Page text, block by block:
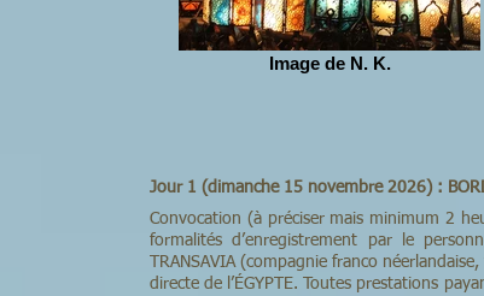
Image de N. K.
Jour 1 (dimanche 15 novembre 2026) :
Convocation (à préciser mais minimum 2
formalités d’enregistrement par le
TRANSAVIA (compagnie franco
directe de l’ÉGYPTE. Toutes prestations